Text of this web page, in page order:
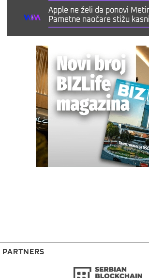
Apple ne želi da ponovi
Pametne naočare stižu
PARTNERS